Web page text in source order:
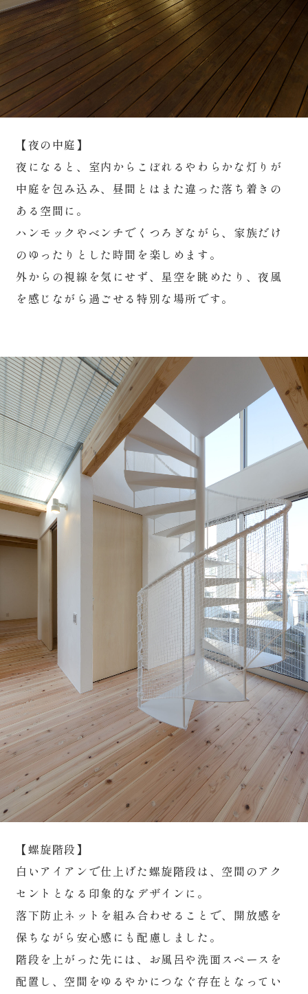
【夜の中庭】
夜になると、室内からこぼれるやわらかな灯りが
中庭を包み込み、昼間とはまた違った落ち着きの
ある空間に。
ハンモックやベンチでくつろぎながら、家族だけ
のゆったりとした時間を楽しめます。
外からの視線を気にせず、星空を眺めたり、夜風
を感じながら過ごせる特別な場所です。
【螺旋階段】
白いアイアンで仕上げた螺旋階段は、空間のアク
セントとなる印象的なデザインに。
落下防止ネットを組み合わせることで、開放感を
保ちながら安心感にも配慮しました。
階段を上がった先には、お風呂や洗面スペースを
配置し、空間をゆるやかにつなぐ存在となってい